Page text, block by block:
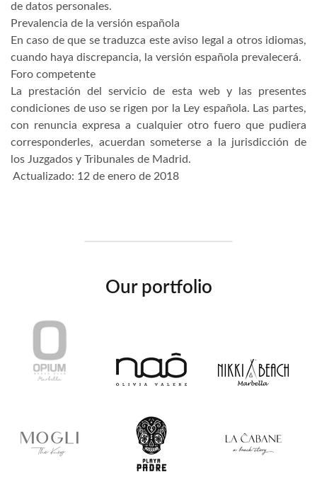
de datos personales.
Prevalencia de la versión española
En caso de que se traduzca este aviso legal a otros idiomas,
cuando haya discrepancia, la versión española prevalecerá.
Foro competente
La prestación del servicio de esta web y las presentes
condiciones de uso se rigen por la Ley española. Las partes,
con renuncia expresa a cualquier otro fuero que pudiera
corresponderles, acuerdan someterse a la jurisdicción de
los Juzgados y Tribunales de Madrid.
Actualizado: 12 de enero de 2018
Our portfolio